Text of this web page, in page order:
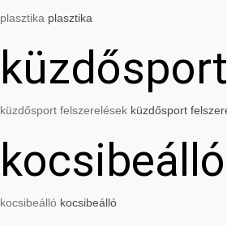
plasztika plasztika
küzdősport felszerelések küzdősport
kocsibeálló
kocsibeálló kocsibeálló